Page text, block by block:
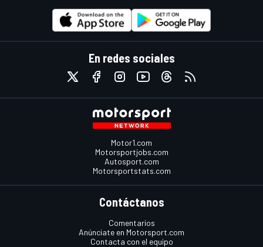
En redes sociales
Motor1.com
Motorsportjobs.com
Autosport.com
Motorsportstats.com
Contáctanos
Comentarios
Anúnciate en Motorsport.com
Contacta con el equipo